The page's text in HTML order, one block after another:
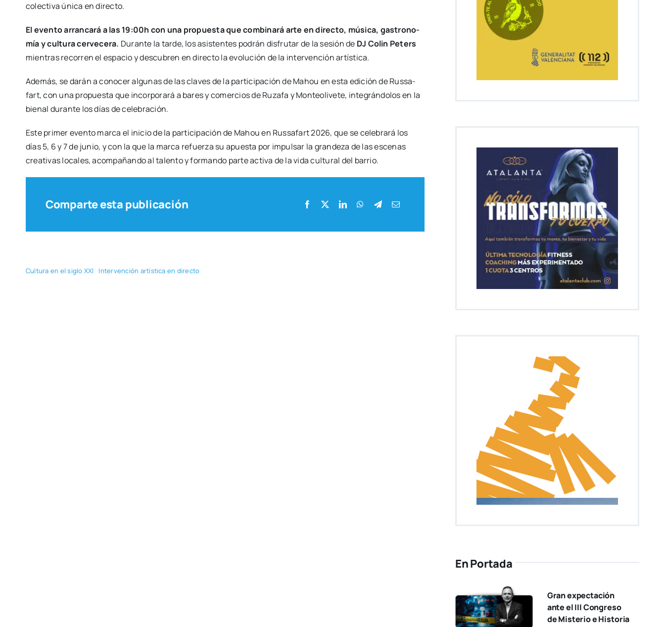
colec­ti­va úni­ca en direc­to.
El even­to arran­ca­rá a las 19:00h con una pro­pues­ta que com­bi­na­rá arte en direc­to, músi­ca, gas­tro­no­
mía y cul­tu­ra cer­ve­ce­ra. Duran­te la tar­de, los asis­ten­tes podrán dis­fru­tar de la sesión de DJ Colin Peters
mien­tras reco­rren el espa­cio y des­cu­bren en direc­to la evo­lu­ción de la inter­ven­ción artís­ti­ca.
Ade­más, se darán a cono­cer algu­nas de las cla­ves de la par­ti­ci­pa­ción de Mahou en esta edi­ción de Rus­sa­
fart, con una pro­pues­ta que incor­po­ra­rá a bares y comer­cios de Ruza­fa y Mon­teo­li­ve­te, inte­grán­do­los en la
bie­nal duran­te los días de cele­bra­ción.
Este pri­mer even­to mar­ca el ini­cio de la par­ti­ci­pa­ción de Mahou en Rus­sa­fart 2026, que se cele­bra­rá los
días 5, 6 y 7 de junio, y con la que la mar­ca refuer­za su apues­ta por impul­sar la gran­de­za de las esce­nas
crea­ti­vas loca­les, acom­pa­ñan­do al talen­to y for­man­do par­te acti­va de la vida cul­tu­ral del barrio.
Comparte esta publicación
Cul­tu­ra en el siglo XXI Inter­ven­ción artís­ti­ca en direc­to
En Portada
Gran expectación
ante el III Congreso
de Misterio e Historia